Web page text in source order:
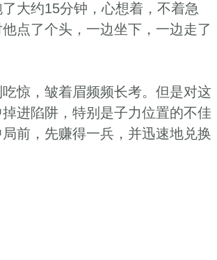
大约15分钟，心想着，不着急
点了个头，一边坐下，一边走了
进陷阱，特别是子力位置的不佳
前，先赚得一兵，并迅速地兑换